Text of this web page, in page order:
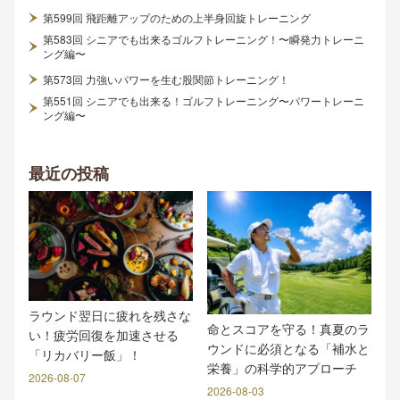
第599回 飛距離アップのための上半身回旋トレーニング
第583回 シニアでも出来るゴルフトレーニング！〜瞬発力トレーニ
ング編〜
第573回 力強いパワーを生む股関節トレーニング！
第551回 シニアでも出来る！ゴルフトレーニング〜パワートレーニ
ング編〜
最近の投稿
ラウンド翌日に疲れを残さな
い！疲労回復を加速させる
「リカバリー飯」！
2026-08-07
命とスコアを守る！真夏のラ
ウンドに必須となる「補水と
栄養」の科学的アプローチ
2026-08-03